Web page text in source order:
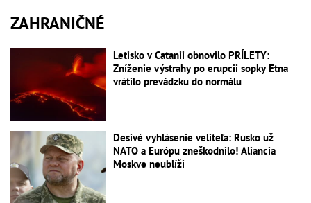
ZAHRANIČNÉ
Letisko v Catanii obnovilo PRÍLETY:
Zníženie výstrahy po erupcii sopky Etna
vrátilo prevádzku do normálu
Desivé vyhlásenie veliteľa: Rusko už
NATO a Európu zneškodnilo! Aliancia
Moskve neublíži